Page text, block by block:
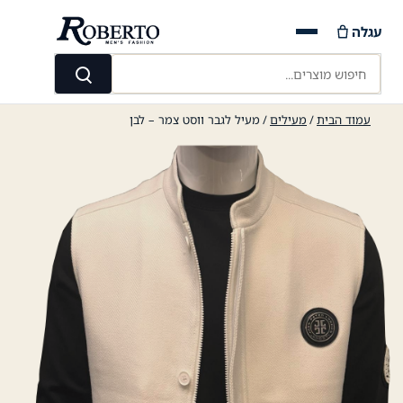
content
חיפוש מוצרים...
חיפוש
עגלה
עמוד הבית/ מעילים/ מעיל לגבר ווסט צמר – לבן